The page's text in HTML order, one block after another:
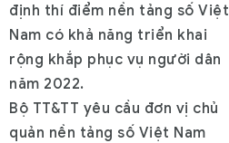
định thí điểm nền tảng số Việt
Nam có khả năng triển khai
rộng khắp phục vụ người dân
năm 2022.
Bộ TT&TT yêu cầu đơn vị chủ
quản nền tảng số Việt Nam